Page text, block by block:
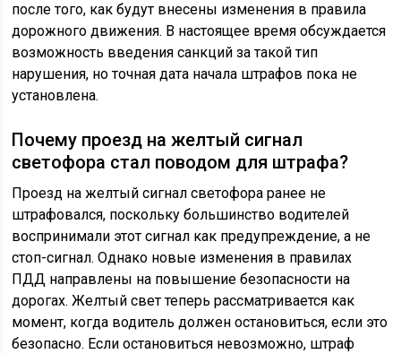
после того, как будут внесены изменения в правила
дорожного движения. В настоящее время обсуждается
возможность введения санкций за такой тип
нарушения, но точная дата начала штрафов пока не
установлена.
Почему проезд на желтый сигнал
светофора стал поводом для штрафа?
Проезд на желтый сигнал светофора ранее не
штрафовался, поскольку большинство водителей
воспринимали этот сигнал как предупреждение, а не
стоп-сигнал. Однако новые изменения в правилах
ПДД направлены на повышение безопасности на
дорогах. Желтый свет теперь рассматривается как
момент, когда водитель должен остановиться, если это
безопасно. Если остановиться невозможно, штраф